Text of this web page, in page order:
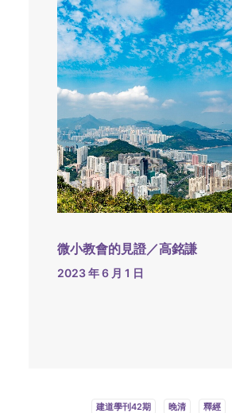
微小教會的見證／高銘謙
2023 年 6 月 1 日
建道學刊42期 晚清 釋經